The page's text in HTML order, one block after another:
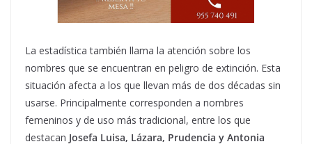
La estadística también llama la atención sobre los
nombres que se encuentran en peligro de extinción. Esta
situación afecta a los que llevan más de dos décadas sin
usarse. Principalmente corresponden a nombres
femeninos y de uso más tradicional, entre los que
destacan Josefa Luisa, Lázara, Prudencia y Antonia